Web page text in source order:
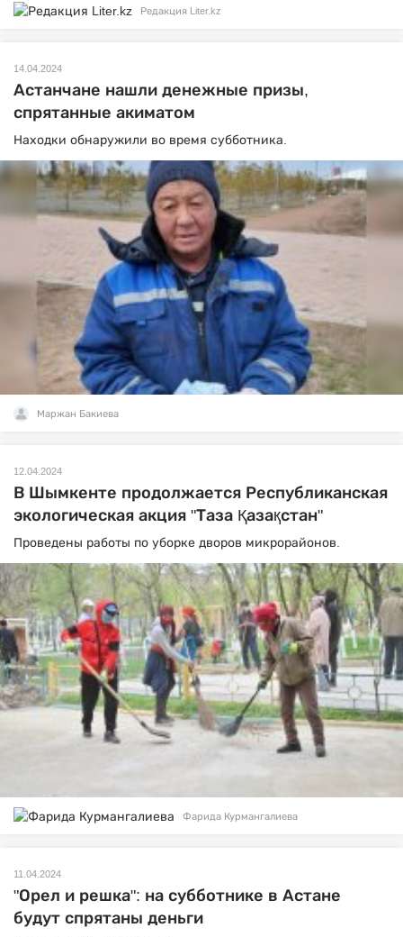
Редакция Liter.kz
14.04.2024
Астанчане нашли денежные призы,
спрятанные акиматом
Находки обнаружили во время субботника.
Маржан Бакиева
12.04.2024
В Шымкенте продолжается Республиканская
экологическая акция "Таза Қазақстан"
Проведены работы по уборке дворов микрорайонов.
Фарида Курмангалиева
11.04.2024
"Орел и решка": на субботнике в Астане
будут спрятаны деньги